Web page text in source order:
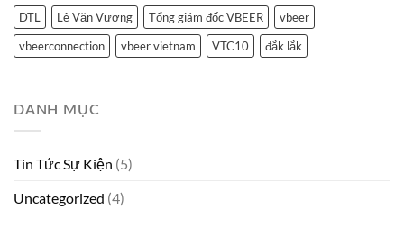
DTL
Lê Văn Vượng Tổng giám đốc VBEER
vbeer
vbeerconnection
vbeer vietnam VTC10 đắk lắk
DANH MỤC
Tin Tức Sự Kiện (5)
Uncategorized (4)